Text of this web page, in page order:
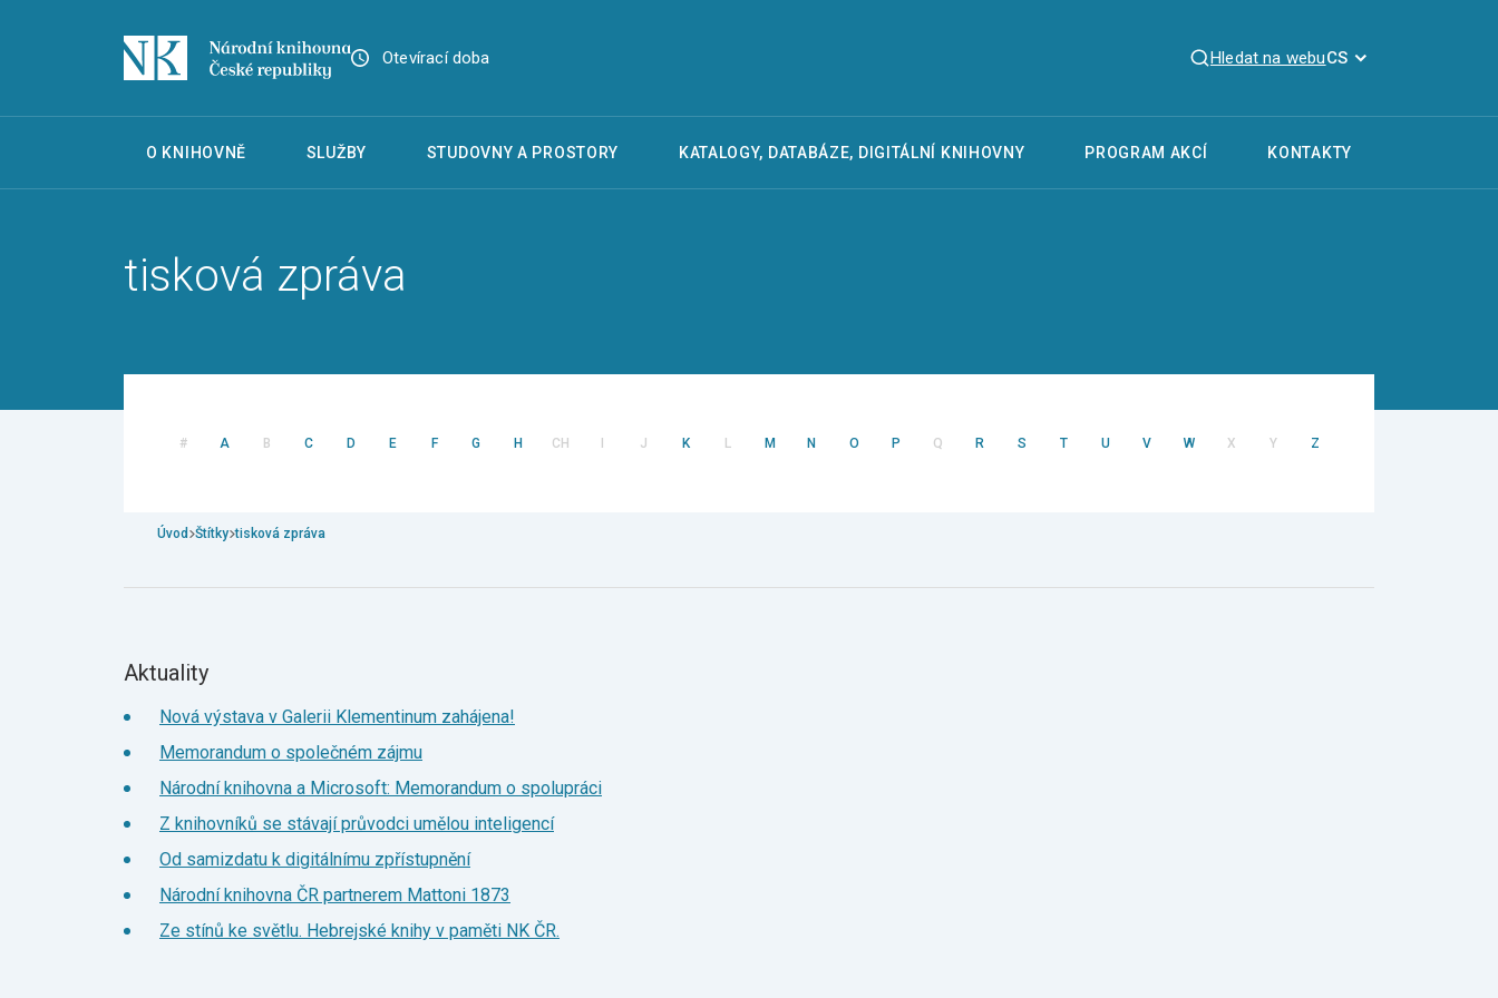
Otevírací doba Hledat na webuCS
O KNIHOVNĚ SLUŽBY STUDOVNY A PROSTORY KATALOGY, DATABÁZE, DIGITÁLNÍ KNIHOVNY PROGRAM AKCÍ KONTAKTY
tisková zpráva
# A B C D E F G H CH J K L M N O P Q R S T U V W X Y Z
Úvod Štítky tisková zpráva
Aktuality
Nová výstava v Galerii Klementinum zahájena!
Memorandum o společném zájmu
Národní knihovna a Microsoft: Memorandum o spolupráci
Z knihovníků se stávají průvodci umělou inteligencí
Od samizdatu k digitálnímu zpřístupnění
Národní knihovna ČR partnerem Mattoni 1873
Ze stínů ke světlu. Hebrejské knihy v paměti NK ČR.